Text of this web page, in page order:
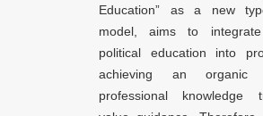
Education” as a new
model, aims to
political education into
achieving an organic
professional knowledge